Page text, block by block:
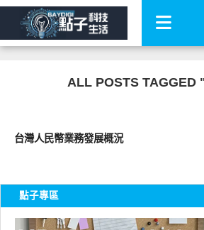
ALL POSTS TAGGED
台灣人民幣業務發展概況
點子專區